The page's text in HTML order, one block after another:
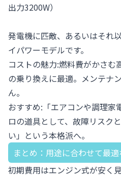
出力3200W）
発電機に匹敵、あるいはそれ
イパワーモデルです。
コストの魅力:燃料費がかさむ
の乗り換えに最適。メンテナ
ん。
おすすめ:「エアコンや調理家
ロの道具として、故障リスク
い」という本格派へ。
まとめ：用途に合わせて最
初期費用はエンジン式が安く